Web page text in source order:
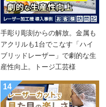
手彫り彫刻からの解放。金属も
アクリルも1台でこなす「ハイ
ブリッドレーザー」で劇的な生
産性向上。トージ工芸様
14